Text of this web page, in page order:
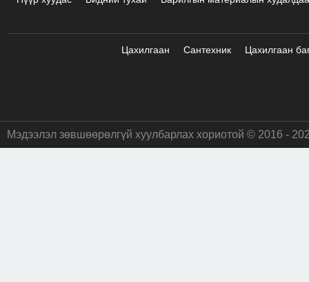
Цахилгаан Сантехник Цахилгаан
Мэдээлэл зөвшөөрөлгүй хуулбарлах хориотой © 2016 -